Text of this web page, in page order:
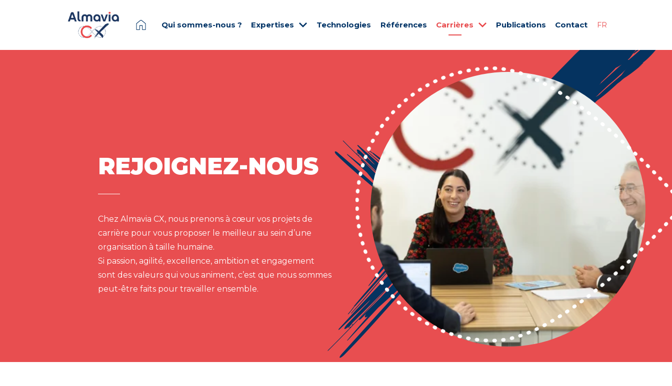
Qui sommes-nous ? Expertises Technologies Références Carrières Publications Contact FR
REJOIGNEZ-NOUS
Chez Almavia CX, nous prenons à cœur vos projets de
carrière pour vous proposer le meilleur au sein d’une
organisation à taille humaine.
Si passion, agilité, excellence, ambition et engagement
sont des valeurs qui vous animent, c’est que nous sommes
peut-être faits pour travailler ensemble.